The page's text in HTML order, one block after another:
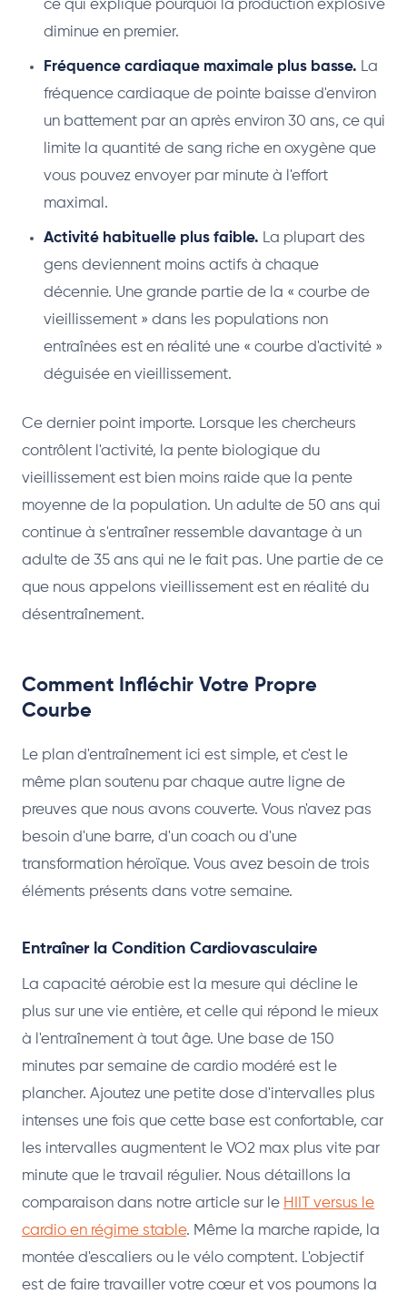
ce qui explique pourquoi la production explosive
diminue en premier.
Fréquence cardiaque maximale plus basse. La
fréquence cardiaque de pointe baisse d'environ
un battement par an après environ 30 ans, ce qui
limite la quantité de sang riche en oxygène que
vous pouvez envoyer par minute à l'effort
maximal.
Activité habituelle plus faible. La plupart des
gens deviennent moins actifs à chaque
décennie. Une grande partie de la « courbe de
vieillissement » dans les populations non
entraînées est en réalité une « courbe d'activité »
déguisée en vieillissement.
Ce dernier point importe. Lorsque les chercheurs
contrôlent l'activité, la pente biologique du
vieillissement est bien moins raide que la pente
moyenne de la population. Un adulte de 50 ans qui
continue à s'entraîner ressemble davantage à un
adulte de 35 ans qui ne le fait pas. Une partie de ce
que nous appelons vieillissement est en réalité du
désentraînement.
Comment Infléchir Votre Propre
Courbe
Le plan d'entraînement ici est simple, et c'est le
même plan soutenu par chaque autre ligne de
preuves que nous avons couverte. Vous n'avez pas
besoin d'une barre, d'un coach ou d'une
transformation héroïque. Vous avez besoin de trois
éléments présents dans votre semaine.
Entraîner la Condition Cardiovasculaire
La capacité aérobie est la mesure qui décline le
plus sur une vie entière, et celle qui répond le mieux
à l'entraînement à tout âge. Une base de 150
minutes par semaine de cardio modéré est le
plancher. Ajoutez une petite dose d'intervalles plus
intenses une fois que cette base est confortable, car
les intervalles augmentent le VO2 max plus vite par
minute que le travail régulier. Nous détaillons la
comparaison dans notre article sur le HIIT versus le
cardio en régime stable. Même la marche rapide, la
montée d'escaliers ou le vélo comptent. L'objectif
est de faire travailler votre cœur et vos poumons la